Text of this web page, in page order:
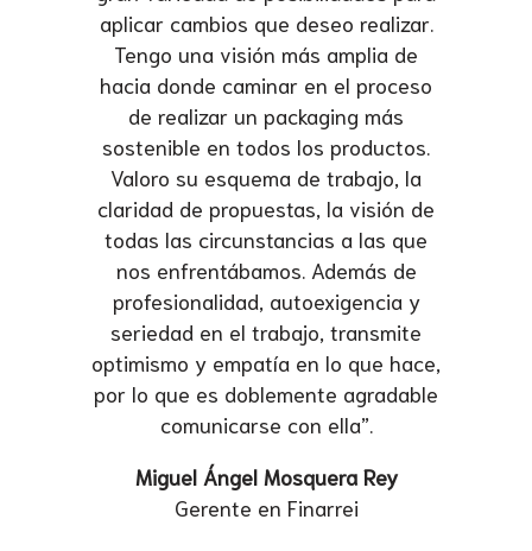
aplicar cambios que deseo realizar.
Tengo una visión más amplia de
hacia donde caminar en el proceso
de realizar un packaging más
sostenible en todos los productos.
Valoro su esquema de trabajo, la
claridad de propuestas, la visión de
todas las circunstancias a las que
nos enfrentábamos. Además de
profesionalidad, autoexigencia y
seriedad en el trabajo, transmite
optimismo y empatía en lo que hace,
por lo que es doblemente agradable
comunicarse con ella”.
Miguel Ángel Mosquera Rey
Gerente en Finarrei